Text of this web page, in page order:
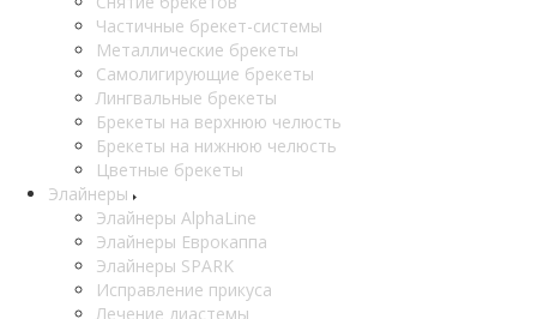
Частичные брекет-системы
Металлические брекеты
Самолигирующие брекеты
Лингвальные брекеты
Брекеты на верхнюю челюсть
Брекеты на нижнюю челюсть
Цветные брекеты
Элайнеры
Элайнеры AlphaLine
Элайнеры Еврокаппа
Элайнеры SPARK
Исправление прикуса
Лечение диастемы